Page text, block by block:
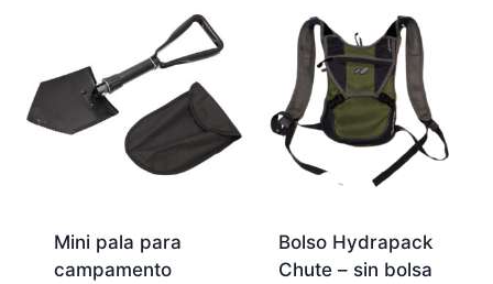
Mini pala para
campamento
Bolso Hydrapack
Chute – sin bolsa